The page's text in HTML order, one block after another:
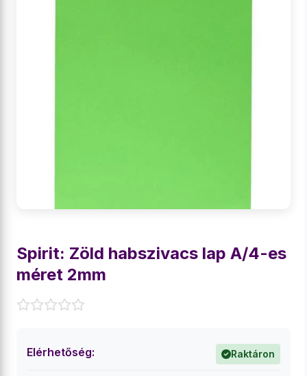
Spirit: Zöld habszivacs lap A/4-es
méret 2mm
Elérhetőség: Raktáron